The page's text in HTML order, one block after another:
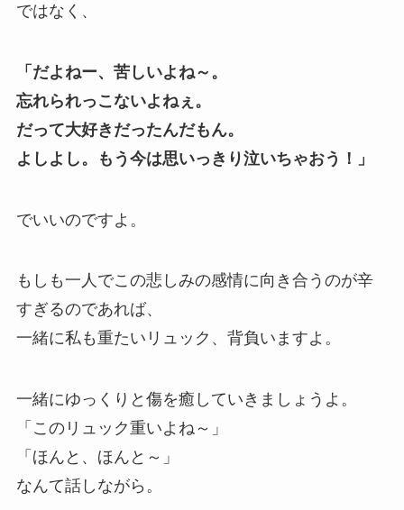
ではなく、
「だよねー、苦しいよね～。
忘れられっこないよねぇ。
だって大好きだったんだもん。
よしよし。もう今は思いっきり泣いちゃおう！」
でいいのですよ。
もしも一人でこの悲しみの感情に向き合うのが辛
すぎるのであれば、
一緒に私も重たいリュック、背負いますよ。
一緒にゆっくりと傷を癒していきましょうよ。
「このリュック重いよね～」
「ほんと、ほんと～」
なんて話しながら。